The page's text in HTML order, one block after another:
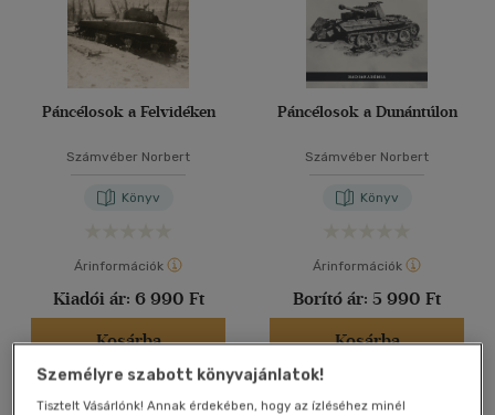
Páncélosok a Felvidéken
Számvéber Norbert
Könyv
Árinformációk
Kiadói ár: 6 990 Ft
Kosárba
Páncélosok a Dunántúlon
Számvéber Norbert
Könyv
Árinformációk
Borító ár: 5 990 Ft
Kosárba
Személyre szabott könyvajánlatok!
Tisztelt Vásárlónk! Annak érdekében, hogy az ízléséhez minél